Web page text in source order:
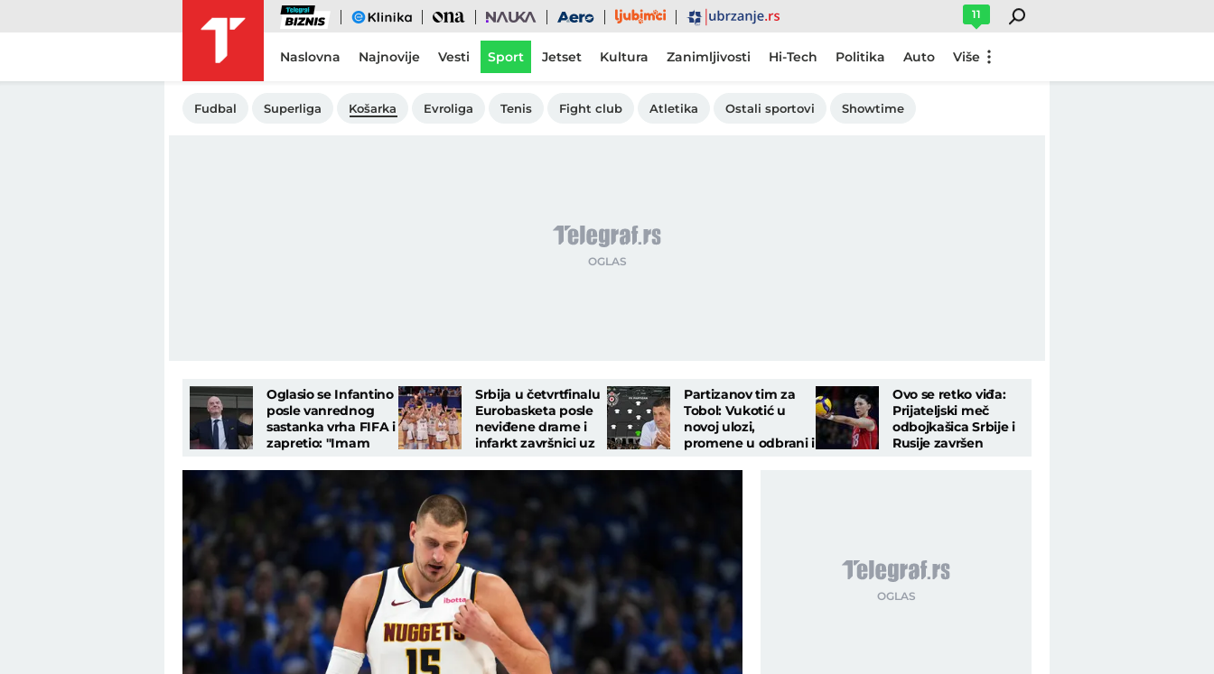
Biznis eKlinika Ona Nauka Aero Ljubimci Ubrzanje 11
Naslovna Najnovije Vesti Sport Jetset Kultura Zanimljivosti Hi-Tech Politika Auto Više
Fudbal Superliga Košarka Evroliga Tenis Fight club Atletika Ostali sportovi Showtime
Oglasio se Infantino
posle vanrednog
sastanka vrha FIFA i
zapretio: "Imam
tolerisati napade!"
Srbija u četvrtfinalu
Eurobasketa posle
neviđene drame i
infarkt završnici uz
Partizanov tim za
Tobol: Vukotić u
novoj ulozi,
promene u odbrani i
Ovo se retko viđa:
Prijateljski meč
odbojkašica Srbije i
Rusije završen